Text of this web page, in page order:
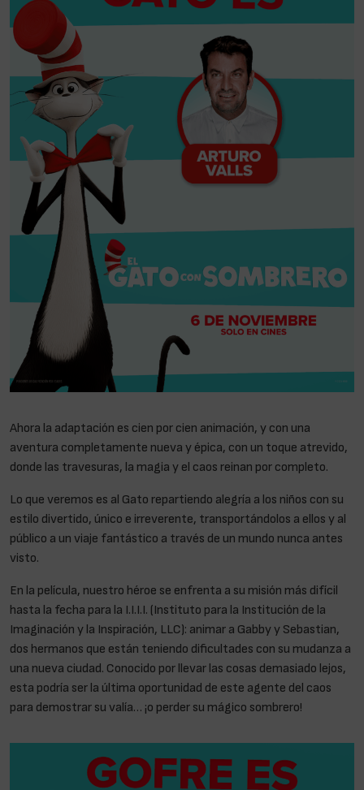
Ahora la adaptación es cien por cien animación, y con una
aventura completamente nueva y épica, con un toque atrevido,
donde las travesuras, la magia y el caos reinan por completo.
Lo que veremos es al Gato repartiendo alegría a los niños con su
estilo divertido, único e irreverente, transportándolos a ellos y al
público a un viaje fantástico a través de un mundo nunca antes
visto.
En la película, nuestro héroe se enfrenta a su misión más difícil
hasta la fecha para la I.I.I.I. (Instituto para la Institución de la
Imaginación y la Inspiración, LLC): animar a Gabby y Sebastian,
dos hermanos que están teniendo dificultades con su mudanza a
una nueva ciudad. Conocido por llevar las cosas demasiado lejos,
esta podría ser la última oportunidad de este agente del caos
para demostrar su valía… ¡o perder su mágico sombrero!